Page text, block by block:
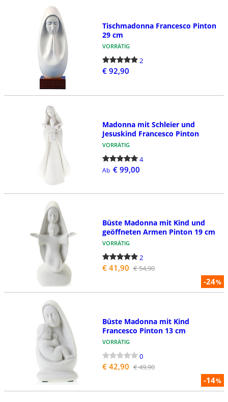
Tischmadonna Francesco Pinton
29 cm
VORRÄTIG
2
€ 92,90
Madonna mit Schleier und
Jesuskind Francesco Pinton
VORRÄTIG
4
Ab € 99,00
-24%
Büste Madonna mit Kind und
geöffneten Armen Pinton 19 cm
VORRÄTIG
2
€ 41,90 € 54,90
-14%
Büste Madonna mit Kind
Francesco Pinton 13 cm
VORRÄTIG
0
€ 42,90 € 49,90